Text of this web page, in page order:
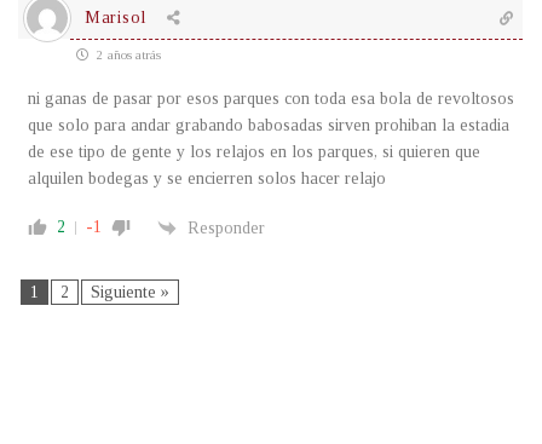
Marisol
2 años atrás
ni ganas de pasar por esos parques con toda esa bola de revoltosos
que solo para andar grabando babosadas sirven prohiban la estadia
de ese tipo de gente y los relajos en los parques, si quieren que
alquilen bodegas y se encierren solos hacer relajo
2 -1 Responder
1 2 Siguiente »